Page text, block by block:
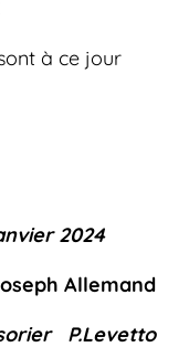
à ce jour
2024
Allemand
P.Levetto